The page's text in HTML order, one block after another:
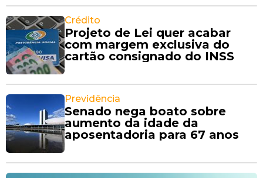
Crédito
Projeto de Lei quer acabar
com margem exclusiva do
cartão consignado do INSS
Previdência
Senado nega boato sobre
aumento da idade da
aposentadoria para 67 anos